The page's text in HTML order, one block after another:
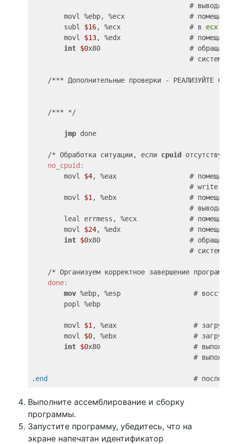
#
movl %ebp, %ecx                #
        subl
$16, %ecx                 # в ecx
        movl
$13, %edx                 # помещаем
int $0x80                      #
#
/*** Дополнительные проверки - РЕАЛИЗУЙТЕ
    /*** */
jmp done
    /* Обработка ситуации, если
cpuid
    no_cpuid:
        movl
$4, %eax                  # помещаем
# write
        movl
$1 , %ebx                  # помещаем
#
leal errmess, %ecx             #
        movl
$24, %edx                 # помещаем
int $0x80                      #
#
    done:
mov %ebp, %esp                  #
        popl %ebp
        movl
$1 , %eax                   #
        movl
$0, %ebx                   #
int $0x80                       # выполняем
.end
Выполните ассемблирование и сборку
программы.
Запустите программу, убедитесь, что на
экране напечатан идентификатор